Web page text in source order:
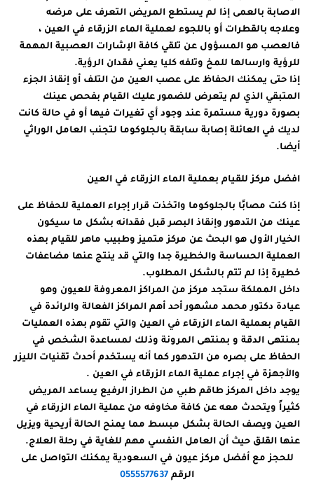
الاصابة بالعمى إذا لم يستطع المريض التعرف على مرضه
وعلاجه بالقطرات أو باللجوء لعملية الماء الزرقاء في العين ،
فالعصب هو المسؤول عن تلقي كافة الإشارات العصبية المهمة
للرؤية وارسالها للمخ وتلفه كليا يعني فقدان الرؤية.
إذا حتى يمكنك الحفاظ على عصب العين من التلف أو إنقاذ الجزء
المتبقي الذي لم يتعرض للضمور عليك القيام بفحص عينك
بصورة دورية مستمرة عند وجود أي تغيرات فيها أو في حالة كانت
لديك في العائلة إصابة سابقة بالجلوكوما لتجنب العامل الوراثي
أيضا.
افضل مركز للقيام بعملية الماء الزرقاء في العين
إذا كنت مصابًا بالجلوكوما واتخذت قرار إجراء العملية للحفاظ على
عينك من التدهور وإنقاذ البصر قبل فقدانه بشكل ما سيكون
الخيار الأول هو البحث عن مركز متميز وطبيب ماهر للقيام بهذه
العملية الحساسة والخطيرة جدا والتي قد ينتج عنها مضاعفات
خطيرة إذا لم تتم بالشكل المطلوب.
داخل المملكة ستجد مركز من المراكز المعروفة للعيون وهو
عيادة دكتور محمد مشهور أحد أهم المراكز الفعالة والرائدة في
القيام بعملية الماء الزرقاء في العين والتي تقوم بهذه العمليات
بمنتهى الدقة و بمنتهى المرونة وذلك لمساعدة الشخص في
الحفاظ على بصره من التدهور كما أنه يستخدم أحدث تقنيات الليزر
والأجهزة في إجراء عملية الماء الزرقاء في العين .
يوجد داخل المركز طاقم طبي من الطراز الرفيع يساعد المريض
كثيراً ويتحدث معه عن كافة مخاوفه من عملية الماء الزرقاء في
العين ويصف الحالة بشكل مبسط مما يمنح الحالة أريحية ويزيل
عنها القلق حيث أن العامل النفسي مهم للغاية في رحلة العلاج.
للحجز مع أفضل مركز عيون في السعودية يمكنك التواصل على
الرقم 0555577637